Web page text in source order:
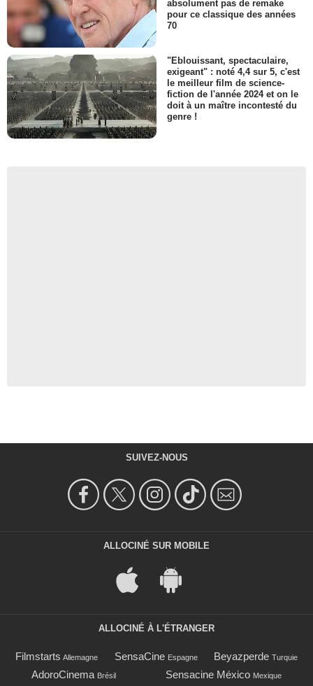
absolument pas de remake
pour ce classique des années
70
"Eblouissant, spectaculaire,
exigeant" : noté 4,4 sur 5, c'est
le meilleur film de science-
fiction de l'année 2024 et on le
doit à un maître incontesté du
genre !
SUIVEZ-NOUS
ALLOCINÉ SUR MOBILE
ALLOCINÉ À L'ÉTRANGER
Filmstarts Allemagne SensaCine Espagne Beyazperde Turquie
AdoroCinema Brésil Sensacine México Mexique